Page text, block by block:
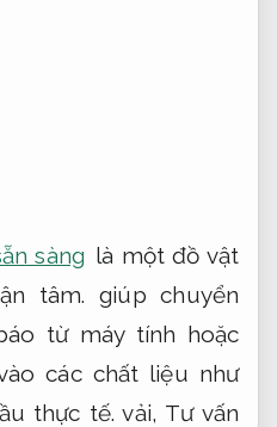
sàng là một đồ vật
tâm. giúp chuyển
từ máy tính hoặc
các chất liệu như
thực tế. vải, Tư vấn